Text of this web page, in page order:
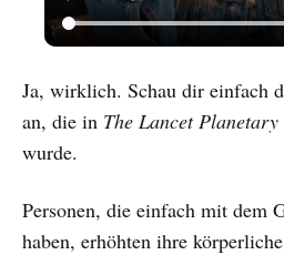
Ja, wirklich. Schau dir einfach
an, die in The Lancet
wurde.
Personen, die einfach mit dem
haben, erhöhten ihre